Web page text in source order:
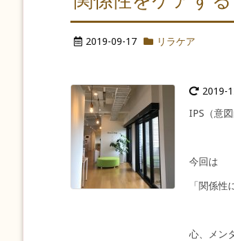
2019-09-17 リラケア
2019-
IPS（意
今回は
「関係性
心、メン